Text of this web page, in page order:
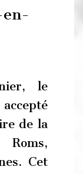
le
de la
Roms,
Cet